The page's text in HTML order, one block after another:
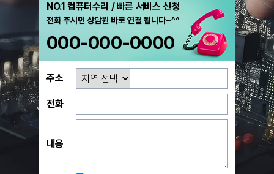
NO.1 컴퓨터수리 / 빠른 서비스 신청
전화 주시면 상담원 바로 연결 됩니다~^^
000-000-0000
주소
전화
내용